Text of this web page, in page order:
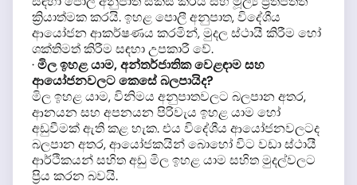
ක්‍රියාත්මක කරයි. ඉහළ පොලී අනුපාත, විදේශීය
ආයෝජන ආකර්ෂණය කරමින්, මුදල ස්ථායී කිරීම හෝ
ශක්තිමත් කිරීම සඳහා උපකාරී වේ.
·මිල ඉහළ යාම, අන්තර්ජාතික වෙළඳාම සහ
ආයෝජනවලට කෙසේ බලපායිද?
මිල ඉහළ යාම, විනිමය අනුපාතවලට බලපාන අතර,
ආනයන සහ අපනයන පිරිවැය ඉහළ යාම හෝ
අඩුවීමක් ඇති කළ හැක. එය විදේශීය ආයෝජනවලටද
බලපාන අතර, ආයෝජකයින් බොහෝ විට වඩා ස්ථායී
ආර්ථිකයන් සහිත අඩු මිල ඉහළ යාම සහිත මුදල්වලට
ප්‍රිය කරන බවයි.